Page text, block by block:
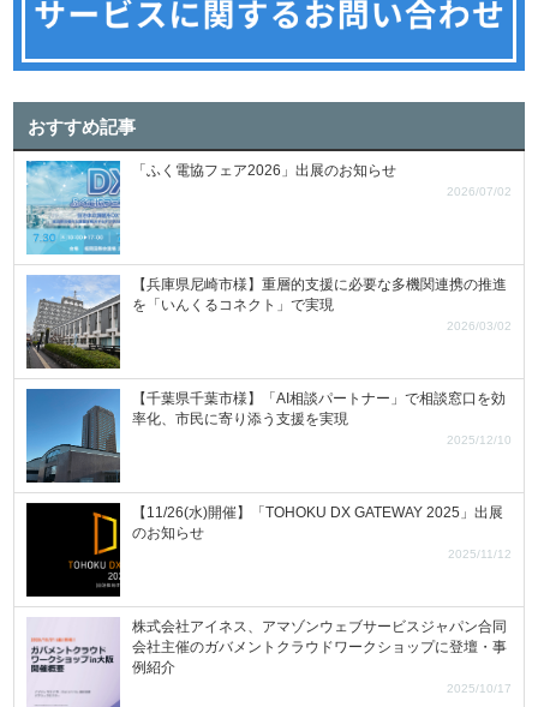
おすすめ記事
「ふく電協フェア2026」出展のお知らせ
2026/07/02
【兵庫県尼崎市様】重層的支援に必要な多機関連携の推進
を「いんくるコネクト」で実現
2026/03/02
【千葉県千葉市様】「AI相談パートナー」で相談窓口を効
率化、市民に寄り添う支援を実現
2025/12/10
【11/26(水)開催】「TOHOKU DX GATEWAY 2025」出展
のお知らせ
2025/11/12
株式会社アイネス、アマゾンウェブサービスジャパン合同
会社主催のガバメントクラウドワークショップに登壇・事
例紹介
2025/10/17